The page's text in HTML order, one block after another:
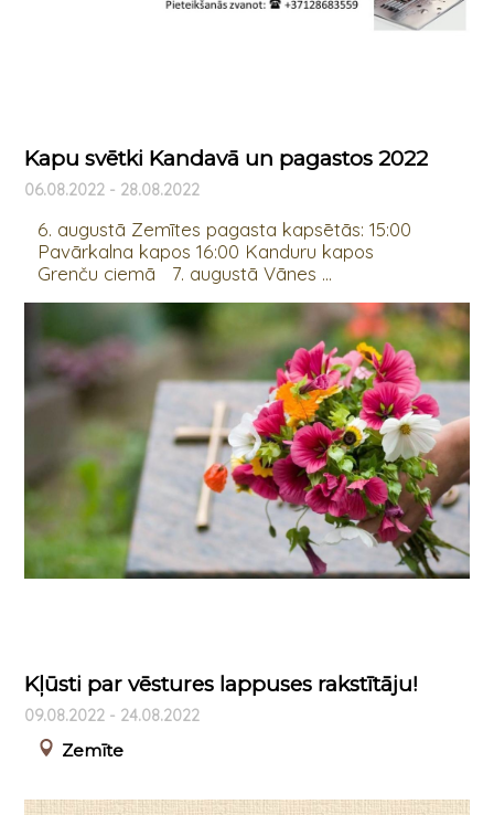
Kapu svētki Kandavā un pagastos 2022
06.08.2022 - 28.08.2022
6. augustā Zemītes pagasta kapsētās: 15:00
Pavārkalna kapos 16:00 Kanduru kapos
Grenču ciemā 7. augustā Vānes ...
Kļūsti par vēstures lappuses rakstītāju!
09.08.2022 - 24.08.2022
Zemīte